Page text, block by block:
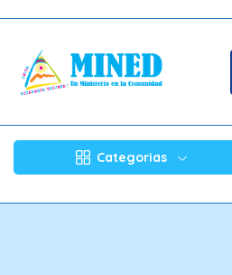
Categorias